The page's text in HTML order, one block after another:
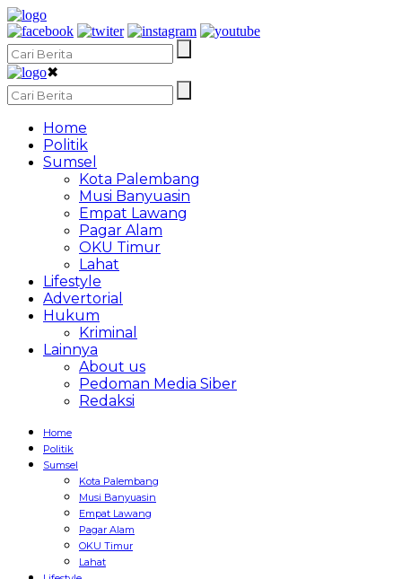
✖
Home
Politik
Sumsel
Kota Palembang
Musi Banyuasin
Empat Lawang
Pagar Alam
OKU Timur
Lahat
Lifestyle
Advertorial
Hukum
Kriminal
Lainnya
About us
Pedoman Media Siber
Redaksi
Home
Politik
Sumsel
Kota Palembang
Musi Banyuasin
Empat Lawang
Pagar Alam
OKU Timur
Lahat